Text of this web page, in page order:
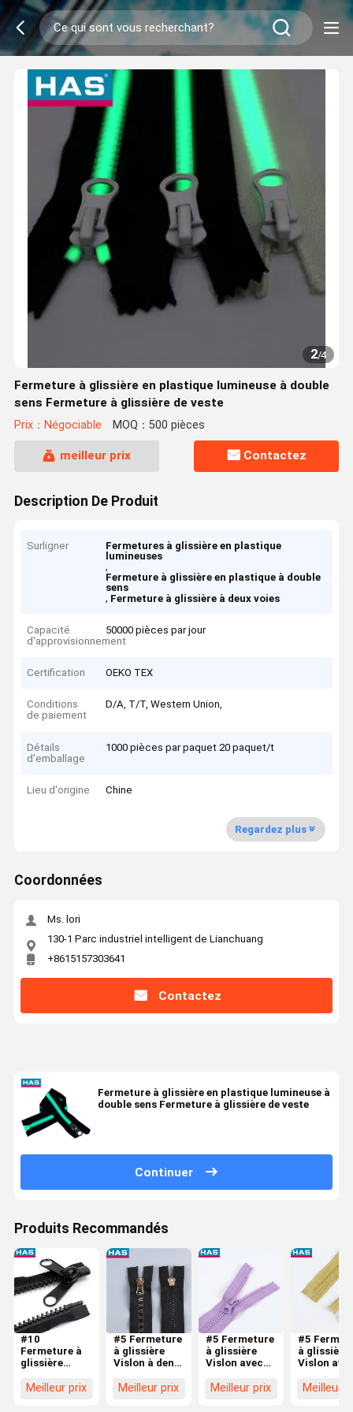
2/4
Fermeture à glissière en plastique lumineuse à double
sens Fermeture à glissière de veste
Prix：Négociable MOQ：500 pièces
meilleur prix Contactez
Description De Produit
Surligner
Fermetures à glissière en plastique
lumineuses
,
Fermeture à glissière en plastique à double
sens
, Fermeture à glissière à deux voies
Capacité
d'approvisionnement
50000 pièces par jour
Certification OEKO TEX
Conditions
de paiement
D/A, T/T, Western Union,
Détails
d'emballage
1000 pièces par paquet 20 paquet/t
Lieu d'origine Chine
Regardez plus
Coordonnées
Ms. lori
130-1 Parc industriel intelligent de Lianchuang
+8615157303641
Contactez
Fermeture à glissière en plastique lumineuse à
double sens Fermeture à glissière de veste
Continuer
Produits Recommandés
#10
Fermeture à
glissière
extrémité
Meilleur prix
#5 Fermeture
à glissière
Vislon à dents
plaquées en
Meilleur prix
#5 Fermeture
à glissière
Vislon avec
dentaire de
Meilleur prix
#5
à glissière
Vislon
dents
Meilleur